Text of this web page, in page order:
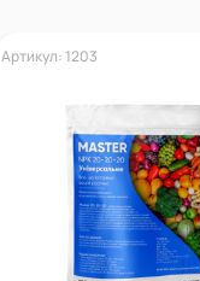
Артикул: 1203